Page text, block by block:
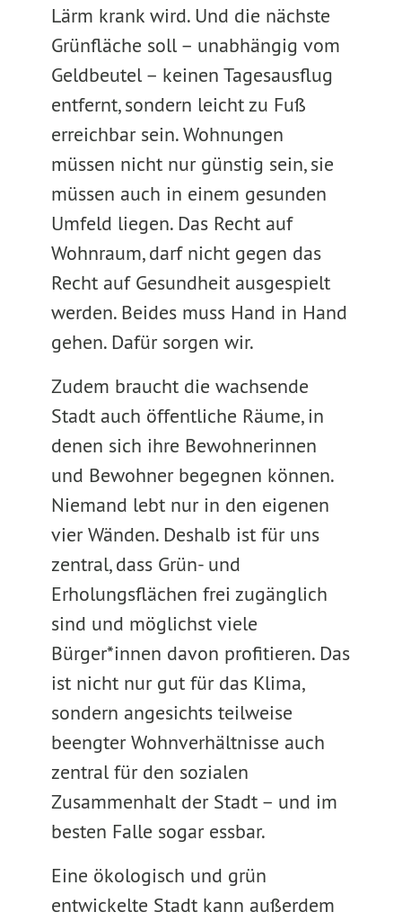
Lärm krank wird. Und die nächste
Grünfläche soll – unabhängig vom
Geldbeutel – keinen Tagesausflug
entfernt, sondern leicht zu Fuß
erreichbar sein. Wohnungen
müssen nicht nur günstig sein, sie
müssen auch in einem gesunden
Umfeld liegen. Das Recht auf
Wohnraum, darf nicht gegen das
Recht auf Gesundheit ausgespielt
werden. Beides muss Hand in Hand
gehen. Dafür sorgen wir.
Zudem braucht die wachsende
Stadt auch öffentliche Räume, in
denen sich ihre Bewohnerinnen
und Bewohner begegnen können.
Niemand lebt nur in den eigenen
vier Wänden. Deshalb ist für uns
zentral, dass Grün- und
Erholungsflächen frei zugänglich
sind und möglichst viele
Bürger*innen davon profitieren. Das
ist nicht nur gut für das Klima,
sondern angesichts teilweise
beengter Wohnverhältnisse auch
zentral für den sozialen
Zusammenhalt der Stadt – und im
besten Falle sogar essbar.
Eine ökologisch und grün
entwickelte Stadt kann außerdem